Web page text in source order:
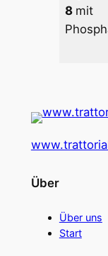
8 mit
Über
Über uns
Start